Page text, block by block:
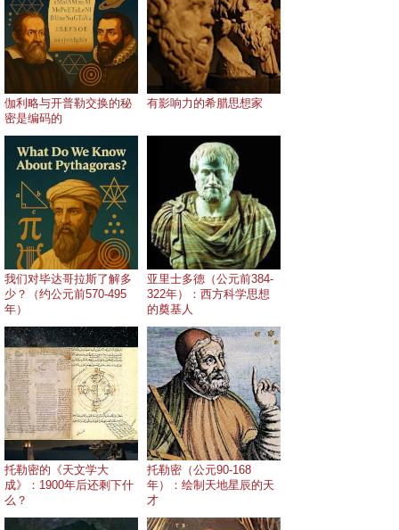
伽利略与开普勒交换的秘
密是编码的
有影响力的希腊思想家
我们对毕达哥拉斯了解多
少？（约公元前570-495
年）
亚里士多德（公元前384-
322年）：西方科学思想
的奠基人
托勒密的《天文学大
成》：1900年后还剩下什
么？
托勒密（公元90-168
年）：绘制天地星辰的天
才